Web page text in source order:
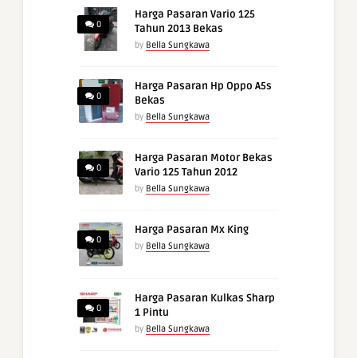
0
Harga Pasaran Vario 125
Tahun 2013 Bekas
by Bella Sungkawa
0
Harga Pasaran Hp Oppo A5s
Bekas
by Bella Sungkawa
0
Harga Pasaran Motor Bekas
Vario 125 Tahun 2012
by Bella Sungkawa
0
Harga Pasaran Mx King
by Bella Sungkawa
0
Harga Pasaran Kulkas Sharp
1 Pintu
by Bella Sungkawa